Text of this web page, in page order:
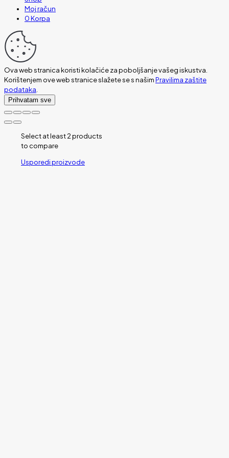
Moj račun
0Korpa
Ova web stranica koristi kolačiće za poboljšanje vašeg iskustva.
Korištenjem ove web stranice slažete se s našimPravilima zaštite
podataka.
Prihvatam sve
Select at least 2 products
to compare
Usporedi proizvode